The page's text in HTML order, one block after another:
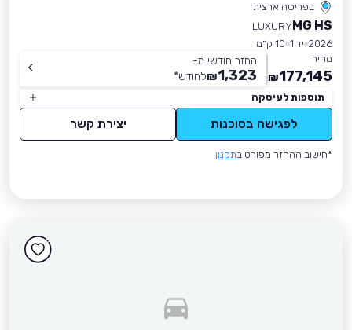
בפריסה ארצית
MG HS
LUXURY
2026 יד 1
10 ק״מ
מחיר
177,145
₪
החזר חודשי מ-
1,323
₪לחודש*
תוספות לעיסקה
לפגישה בסוכנות יצירת קשר
*חישוב ההחזר מפורט בתקנון